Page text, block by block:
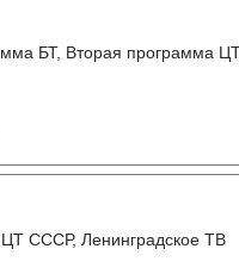
БТ, Вторая программа
СССР, Ленинградское ТВ